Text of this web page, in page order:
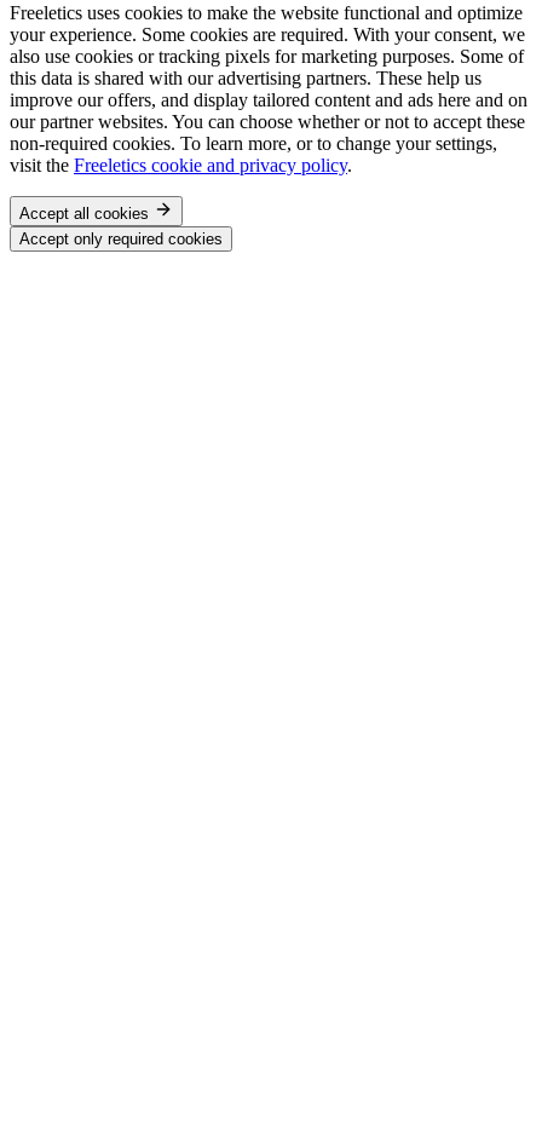
Freeletics uses cookies to make the website functional and optimize
your experience. Some cookies are required. With your consent, we
also use cookies or tracking pixels for marketing purposes. Some of
this data is shared with our advertising partners. These help us
improve our offers, and display tailored content and ads here and on
our partner websites. You can choose whether or not to accept these
non-required cookies. To learn more, or to change your settings,
visit the Freeletics cookie and privacy policy.
Accept all cookies
Accept only required cookies